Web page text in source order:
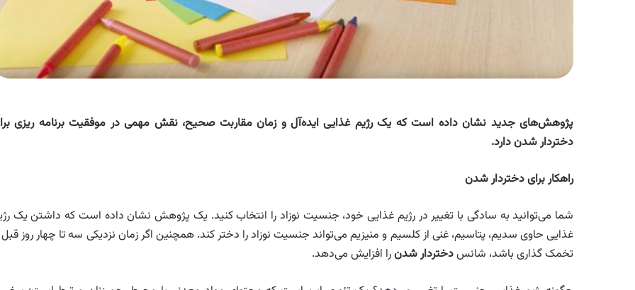
پژوهش‌های جدید نشان داده است که یک رژیم غذایی ایده‌آل و زمان مقاربت صحیح، نقش مهمی در موفقیت برنامه ریزی
دختردار شدن دارد.
راهکار برای دختردار شدن
شما می‌توانید به سادگی با تغییر در رژیم غذایی خود، جنسیت نوزاد را انتخاب کنید. یک پژوهش نشان داده است که داشتن یک
غذایی حاوی سدیم، پتاسیم، غنی از کلسیم و منیزیم می‌تواند جنسیت نوزاد را دختر کند. همچنین اگر زمان نزدیکی سه تا چهار روز قبل
تخمک گذاری باشد، شانسدختردار شدنرا افزایش می‌دهد.